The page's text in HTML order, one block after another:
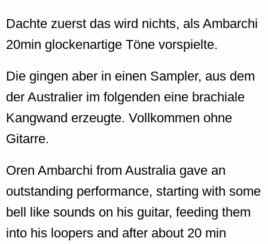
Dachte zuerst das wird nichts, als Ambarchi
20min glockenartige Töne vorspielte.
Die gingen aber in einen Sampler, aus dem
der Australier im folgenden eine brachiale
Kangwand erzeugte. Vollkommen ohne
Gitarre.
Oren Ambarchi from Australia gave an
outstanding performance, starting with some
bell like sounds on his guitar, feeding them
into his loopers and after about 20 min